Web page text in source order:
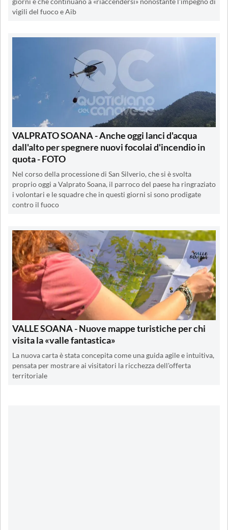
vigili del fuoco e Aib
VALPRATO SOANA - Anche oggi lanci d'acqua
dall'alto per spegnere nuovi focolai d'incendio in
quota - FOTO
Nel corso della processione di San Silverio, che si è svolta
proprio oggi a Valprato Soana, il parroco del paese ha ringraziato
i volontari e le squadre che in questi giorni si sono prodigate
contro il fuoco
VALLE SOANA - Nuove mappe turistiche per chi
visita la «valle fantastica»
La nuova carta è stata concepita come una guida agile e intuitiva,
pensata per mostrare ai visitatori la ricchezza dell'offerta
territoriale